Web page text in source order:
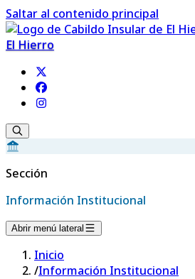
Saltar al contenido principal
El Hierro
Sección
Información Institucional
Abrir menú lateral
Inicio
/Información Institucional